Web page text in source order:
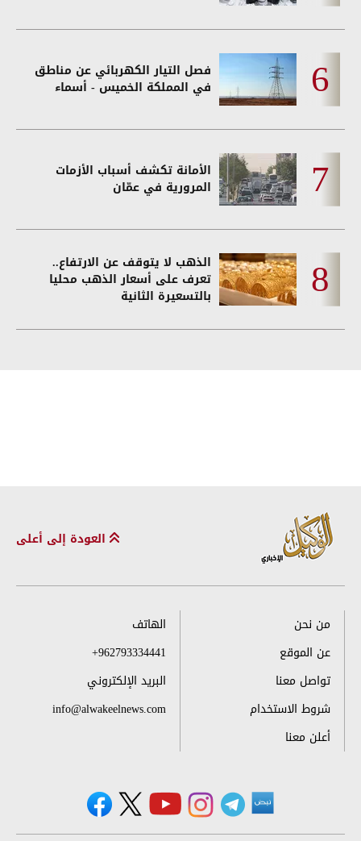
فصل التيار الكهربائي عن مناطق
في المملكة الخميس - أسماء
الأمانة تكشف أسباب الأزمات
المرورية في عمّان
الذهب لا يتوقف عن الارتفاع..
تعرف على أسعار الذهب محليا
بالتسعيرة الثانية
العودة إلى أعلى
من نحن
عن الموقع
تواصل معنا
شروط الاستخدام
أعلن معنا
الهاتف
+962793334441
البريد الإلكتروني
info@alwakeelnews.com